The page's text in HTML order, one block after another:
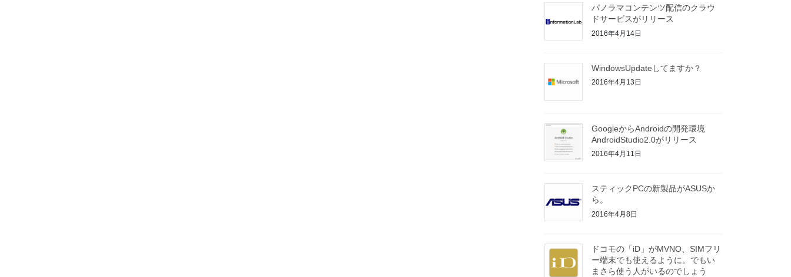
パノラマコンテンツ配信のクラウ
ドサービスがリリース
2016年4月14日
WindowsUpdateしてますか？
2016年4月13日
GoogleからAndroidの開発環境
AndroidStudio2.0がリリース
2016年4月11日
スティックPCの新製品がASUSか
ら。
2016年4月8日
ドコモの「iD」がMVNO、SIMフリ
ー端末でも使えるように。でもい
まさら使う人がいるのでしょう